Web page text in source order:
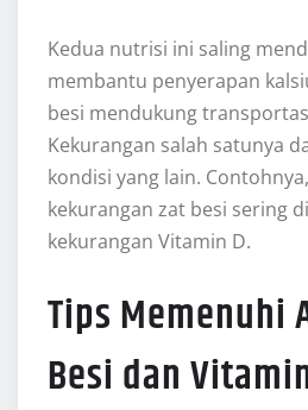
Kedua nutrisi ini saling
membantu penyerapan
besi mendukung
Kekurangan salah satunya
kondisi yang lain.
kekurangan zat besi sering
kekurangan Vitamin D.
Tips Memenuhi
Besi dan